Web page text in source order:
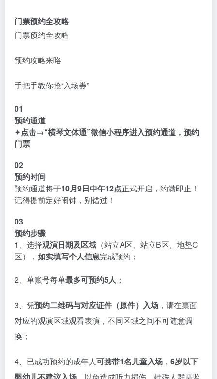
门票预约全攻略
门票预约全攻略
预约攻略来咯
手把手教你抢“入场券”
01
预约通道
✦点击→“横琴文体通”微信小程序进入预约通道， 预约
门票
02
预约时间
预约通道将于10月9日中午12点正式开启，约满即止！
记得提前定好闹钟，别错过！
03
预约步骤
1、选择观演日期及区域 （站立A区、站立B区、地垫C
区）， 如实填写个人信息完成预约；
2、单账号每单最多可预约5人 ；
3、凭预约二维码与对应证件（原件）入场 ，请在票面
对应的观演区域观看表演，不同区域之间不可随意调
换；
4、已成功预约的成年人可携带1名儿童入场 ， 6岁以下